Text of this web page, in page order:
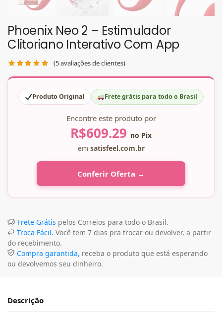
Phoenix Neo 2 – Estimulador
Clitoriano Interativo Com App
(5avaliações de clientes)
Produto Original Frete grátis para todo o Brasil
Encontre este produto por
R$609.29 no Pix
em satisfeel.com.br
Conferir Oferta →
Frete Grátis pelos Correios para todo o Brasil.
Troca Fácil. Você tem 7 dias pra trocar ou devolver, a partir
do recebimento.
Compra garantida, receba o produto que está esperando
ou devolvemos seu dinheiro.
Descrição